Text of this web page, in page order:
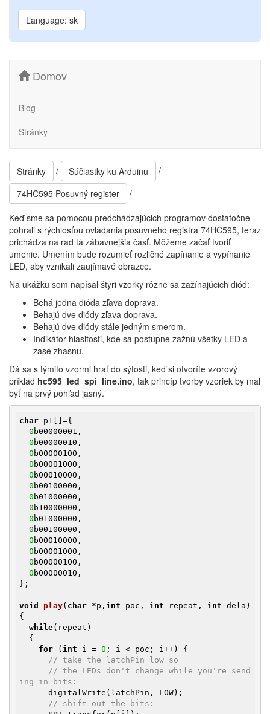
Language: sk
Domov
Blog
Stránky
Stránky / Súčiastky ku Arduinu
/
74HC595 Posuvný register
/
Keď sme sa pomocou predchádzajúcich programov dostatočne
pohrali s rýchlosťou ovládania posuvného registra 74HC595, teraz
prichádza na rad tá zábavnejšia časť. Môžeme začať tvoriť
umenie. Umením bude rozumieť rozličné zapínanie a vypínanie
LED, aby vznikali zaujímavé obrazce.
Na ukážku som napísal štyri vzorky rôzne sa zažínajúcich diód:
Behá jedna dióda zľava doprava.
Behajú dve diódy zľava doprava.
Behajú dve diódy stále jedným smerom.
Indikátor hlasitosti, kde sa postupne zažnú všetky LED a
zase zhasnu.
Dá sa s týmito vzormi hrať do sýtosti, keď si otvoríte vzorový
príklad hc595_led_spi_line.ino, tak princíp tvorby vzoriek by mal
byť na prvý pohľad jasný.
char p1[]={
0 b00000001,
0 b00000010,
0 b00000100,
0 b00001000,
0 b00010000,
0 b00100000,
0 b01000000,
0 b10000000,
0 b01000000,
0 b00100000,
0 b00010000,
0 b00001000,
0 b00000100,
0 b00000010,
};
void play( char *p, int poc, int repeat, int dela)
{
while(repeat)
for ( int i = 0 ; i < poc; i++) {
// take the latchPin low so
// the LEDs don't change while you're send
ing in bits:
// shift out the bits: